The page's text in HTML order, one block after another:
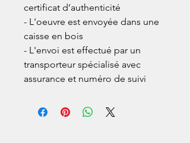
certificat d’authenticité
- L'oeuvre est envoyée dans une
caisse en bois
- L'envoi est effectué par un
transporteur spécialisé avec
assurance et numéro de suivi